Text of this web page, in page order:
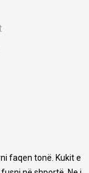
sa më të saktë
faqen tonë. Kukit e